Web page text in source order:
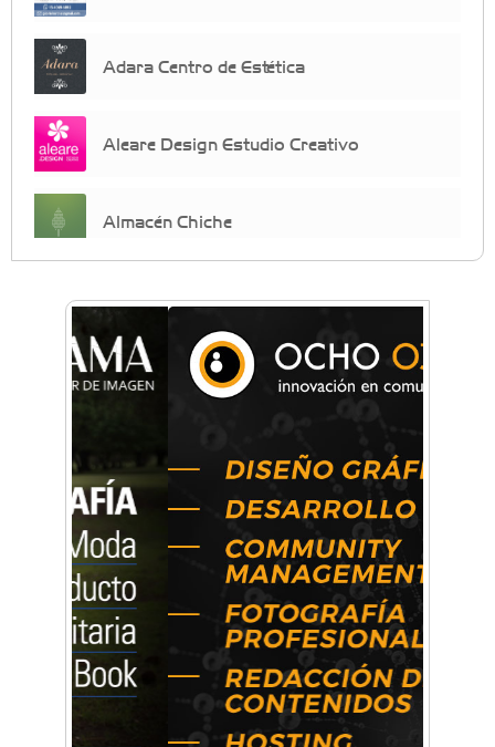
Adara Centro de Estética
Aleare Design Estudio Creativo
Almacén Chiche
crecimiento personal
Arq. Horacio Alejandro Sánchez
Artística ApasionArte
Artística Catalina
Artística Veral
BAIC Ramos Mejía